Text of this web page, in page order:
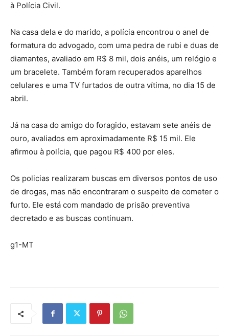
à Polícia Civil.
Na casa dela e do marido, a polícia encontrou o anel de
formatura do advogado, com uma pedra de rubi e duas de
diamantes, avaliado em R$ 8 mil, dois anéis, um relógio e
um bracelete. Também foram recuperados aparelhos
celulares e uma TV furtados de outra vítima, no dia 15 de
abril.
Já na casa do amigo do foragido, estavam sete anéis de
ouro, avaliados em aproximadamente R$ 15 mil. Ele
afirmou à polícia, que pagou R$ 400 por eles.
Os policias realizaram buscas em diversos pontos de uso
de drogas, mas não encontraram o suspeito de cometer o
furto. Ele está com mandado de prisão preventiva
decretado e as buscas continuam.
g1-MT